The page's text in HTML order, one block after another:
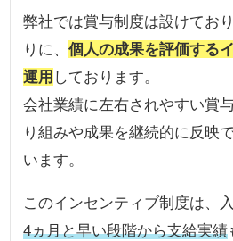
弊社では賞与制度は設けてお
りに、個人の成果を評価する
運用 しております。
会社業績に左右されやすい賞
り組みや成果を継続的に反映
います。
このインセンティブ制度は、
4ヵ月と早い段階から支給実績